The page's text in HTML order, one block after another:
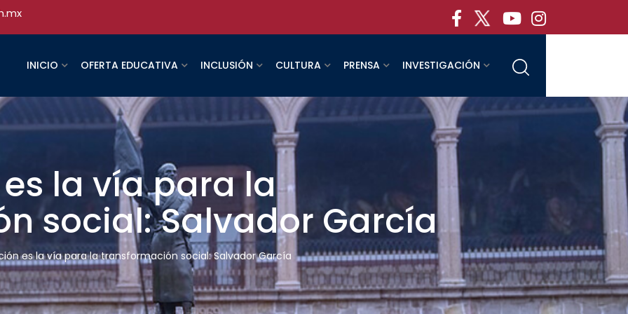
INICIO OFERTA EDUCATIVA INCLUSIÓN CULTURA PRENSA INVESTIGACIÓN
la vía para la
social: Salvador García
es la vía para la transformación social: Salvador García